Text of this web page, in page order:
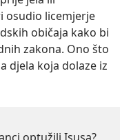
osudio licemjerje
običaja kako bi
zakona. Ono što
djela koja dolaze iz